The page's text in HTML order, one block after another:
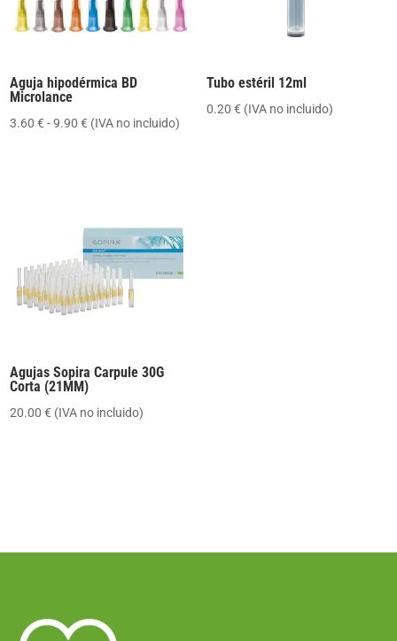
Aguja hipodérmica BD
Microlance
3.60€ - 9.90€ Rango
hasta
9.90 €
(IVA no incluido)
Tubo estéril 12ml
0.20 € (IVA no incluido)
Agujas Sopira Carpule 30G
Corta (21MM)
20.00€ (IVA no incluido)